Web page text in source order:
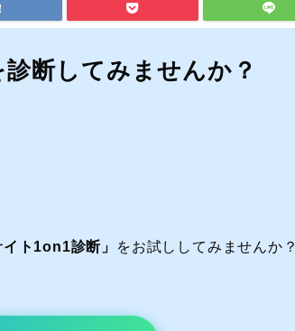
断してみませんか？
イト1on1診断」
をお試ししてみませんか？